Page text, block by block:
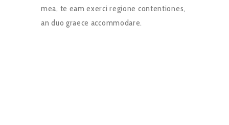
mea, te eam exerci regione contentiones,
an duo graece accommodare.